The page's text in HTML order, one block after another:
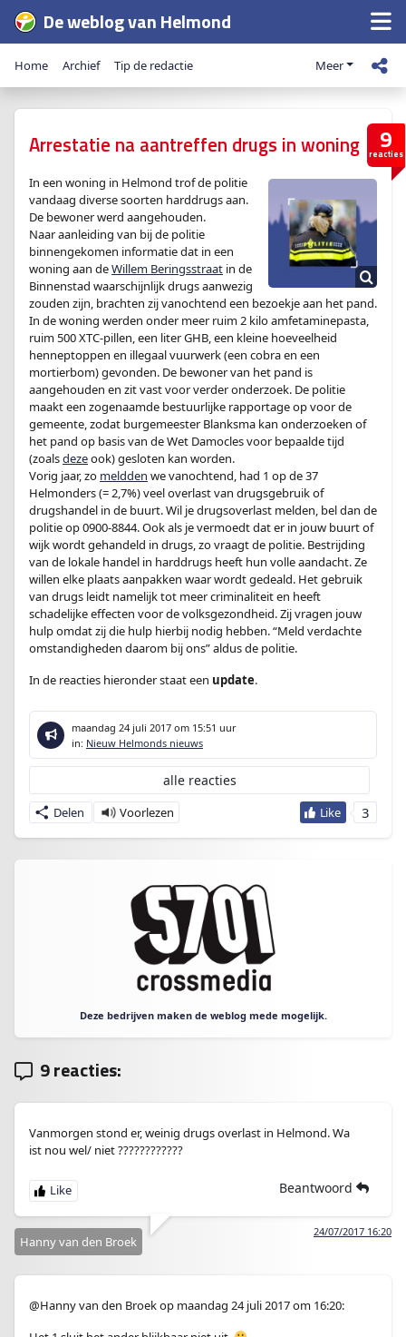
De weblog van Helmond
Home Archief Tip de redactie Meer
9
reacties
Arrestatie na aantreffen drugs in woning
In een woning in Helmond trof de politie
vandaag diverse soorten harddrugs aan.
De bewoner werd aangehouden.
Naar aanleiding van bij de politie
binnengekomen informatie dat in een
woning aan deWillem Beringsstraat in de
Binnenstad waarschijnlijk drugs aanwezig
zouden zijn, brachten zij vanochtend een bezoekje aan het pand.
In de woning werden onder meer ruim 2 kilo amfetaminepasta,
ruim 500 XTC-pillen, een liter GHB, een kleine hoeveelheid
henneptoppen en illegaal vuurwerk (een cobra en een
mortierbom) gevonden. De bewoner van het pand is
aangehouden en zit vast voor verder onderzoek. De politie
maakt een zogenaamde bestuurlijke rapportage op voor de
gemeente, zodat burgemeester Blanksma kan onderzoeken of
het pand op basis van de Wet Damocles voor bepaalde tijd
(zoalsdezeook) gesloten kan worden.
Vorig jaar, zo meldden we vanochtend, had 1 op de 37
Helmonders (= 2,7%) veel overlast van drugsgebruik of
drugshandel in de buurt. Wil je drugsoverlast melden, bel dan de
politie op 0900-8844. Ook als je vermoedt dat er in jouw buurt of
wijk wordt gehandeld in drugs, zo vraagt de politie. Bestrijding
van de lokale handel in harddrugs heeft hun volle aandacht. Ze
willen elke plaats aanpakken waar wordt gedeald. Het gebruik
van drugs leidt namelijk tot meer criminaliteit en heeft
schadelijke effecten voor de volksgezondheid. Zij vragen jouw
hulp omdat zij die hulp hierbij nodig hebben. “Meld verdachte
omstandigheden daarom bij ons” aldus de politie.
In de reacties hieronder staat een update.
maandag 24 juli 2017 om 15:51 uur
in: Nieuw Helmonds nieuws
3
Delen
alle reacties
Deze bedrijven maken de weblog mede mogelijk.
9 reacties:
Vanmorgen stond er, weinig drugs overlast in Helmond. Wa
ist nou wel/ niet ????????????
Beantwoord
24/07/2017 16:20
Hanny van den Broek
@Hanny van den Broek op maandag 24 juli 2017 om 16:20: